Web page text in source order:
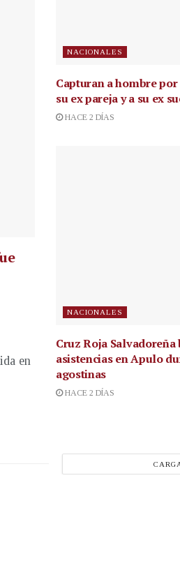
en
NACIONALES
Capturan a hombre
su ex pareja y a su ex
HACE 2 DÍAS
NACIONALES
Cruz Roja Salvadoreña
asistencias en Apulo
agostinas
HACE 2 DÍAS